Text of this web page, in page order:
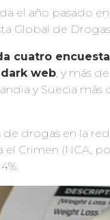
el año pasado
Global de
cuatro
web, y más
y Suecia
drogas en la
el Crimen (NCA,